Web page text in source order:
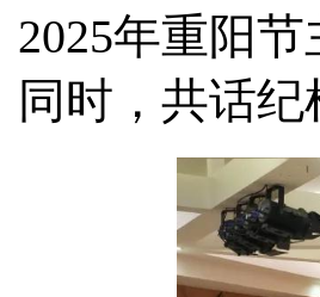
2025年重阳
同时，共话